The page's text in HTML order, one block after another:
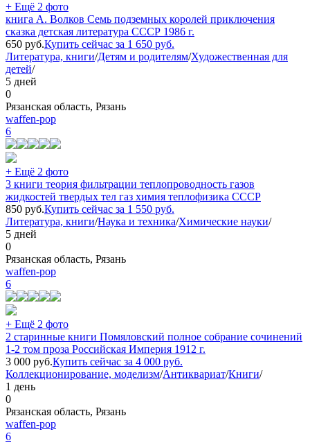
+ Ещё 2 фото
книга А. Волков Семь подземных королей приключения
сказка детская литература СССР 1986 г.
650 руб.Купить сейчас за 1 650 руб.
Литература, книги/Детям и родителям/Художественная для
детей/
5 дней
0
Рязанская область, Рязань
waffen-pop
6
+ Ещё 2 фото
3 книги теория фильтрации теплопроводность газов
жидкостей твердых тел газ химия теплофизика СССР
850 руб.Купить сейчас за 1 550 руб.
Литература, книги/Наука и техника/Химические науки/
5 дней
0
Рязанская область, Рязань
waffen-pop
6
+ Ещё 2 фото
2 старинные книги Помяловский полное собрание сочинений
1-2 том проза Российская Империя 1912 г.
3 000 руб.Купить сейчас за 4 000 руб.
Коллекционирование, моделизм/Антиквариат/Книги/
1 день
0
Рязанская область, Рязань
waffen-pop
6